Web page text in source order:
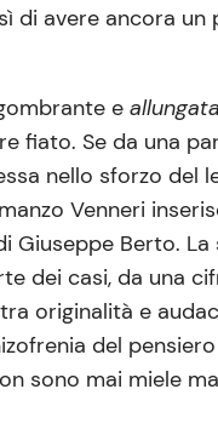
avere ancora un
e allungata
fiato. Se da una
nello sforzo del
Venneri
Giuseppe Berto.
dei casi, da una
originalità e
del
sono mai miele